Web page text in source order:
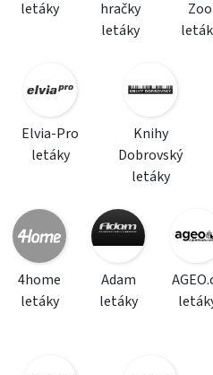
letáky
hračky
letáky
Zoo
Elvia-Pro
letáky
Knihy
Dobrovský
letáky
4home
letáky
Adam
letáky